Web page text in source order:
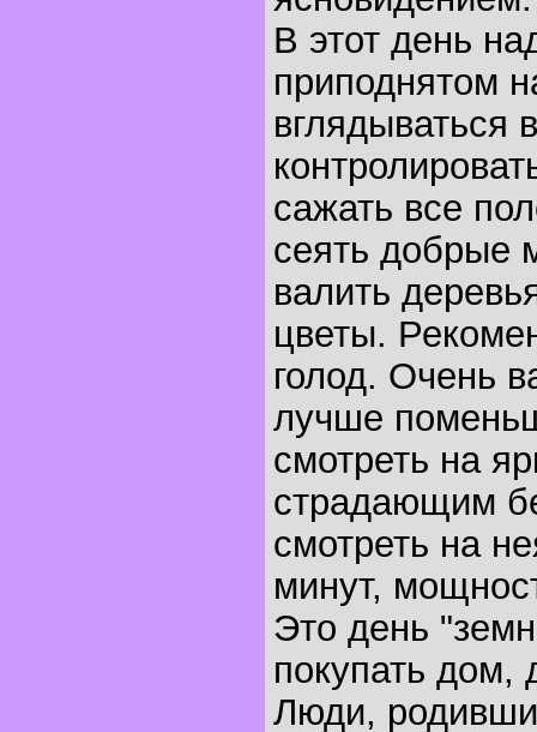
В этот день
приподнятом
вглядываться
сажать все
сеять добрые
валить
цветы.
голод. Очень
лучше
смотреть на
страдающим
смотреть на
минут,
Это день
покупать дом,
Люди,